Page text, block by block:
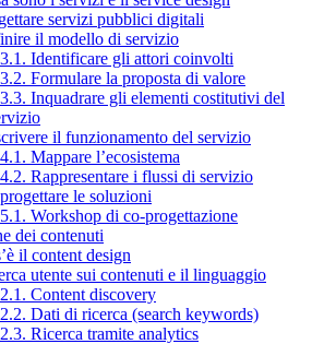
servizi pubblici digitali
il modello di servizio
Identificare gli attori coinvolti
Formulare la proposta di valore
Inquadrare gli elementi costitutivi del
il funzionamento del servizio
Mappare l’ecosistema
Rappresentare i flussi di servizio
le soluzioni
Workshop di co-progettazione
dei contenuti
il content design
utente sui contenuti e il linguaggio
Content discovery
Dati di ricerca (search keywords)
Ricerca tramite analytics